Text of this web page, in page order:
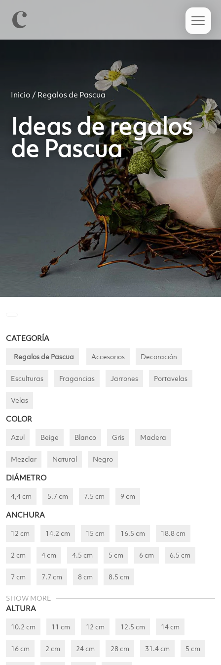
Inicio / Regalos de Pascua
Ideas de regalos
de Pascua
CATEGORÍA
Regalos de Pascua Accesorios Decoración
Esculturas Fragancias Jarrones Portavelas
Velas
COLOR
Azul Beige Blanco Gris Madera
Mezclar Natural Negro
DIÁMETRO
4,4 cm 5.7 cm 7.5 cm 9 cm
ANCHURA
12 cm 14.2 cm 15 cm 16.5 cm 18.8 cm
2 cm 4 cm 4.5 cm 5 cm 6 cm 6.5 cm
7 cm 7.7 cm 8 cm 8.5 cm
SHOW MORE
ALTURA
10.2 cm 11 cm 12 cm 12.5 cm 14 cm
16 cm 2 cm 24 cm 28 cm 31.4 cm 5 cm